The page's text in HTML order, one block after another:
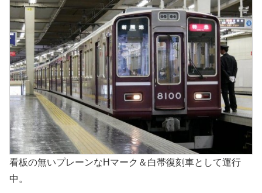
看板の無いプレーンなHマーク＆白帯復刻車として運行
中。